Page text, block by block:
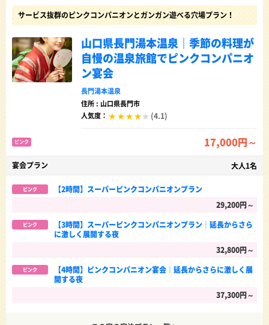
サービス抜群のピンクコンパニオンとガンガン遊べる穴場プラン！
山口県長門湯本温泉｜季節の料理が
自慢の温泉旅館でピンクコンパニオ
ン宴会
長門湯本温泉
住所 : 山口県長門市
人気度：
(4.1)
ピンク 17,000円～
宴会プラン 大人1名
ピンク
【2時間】スーパーピンクコンパニオンプラン
29,200円～
ピンク
【3時間】スーパーピンクコンパニオンプラン│延長からさら
に激しく展開する夜
32,800円～
ピンク
【4時間】ピンクコンパニオン宴会│延長からさらに激しく展
開する夜
37,300円～